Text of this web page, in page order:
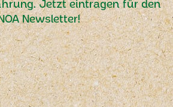
Jetzt eintragen für den
Newsletter!